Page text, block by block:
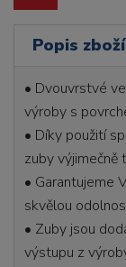
Popis zboží
• Dvouvrstvé
výroby s
• Díky použití
zuby výjimečně
• Garantujeme
skvělou
• Zuby jsou
výstupu z